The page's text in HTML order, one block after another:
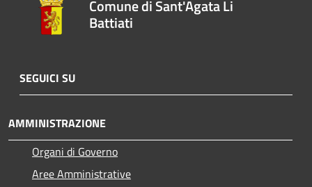
Comune di Sant'Agata Li
Battiati
SEGUICI SU
AMMINISTRAZIONE
Organi di Governo
Aree Amministrative